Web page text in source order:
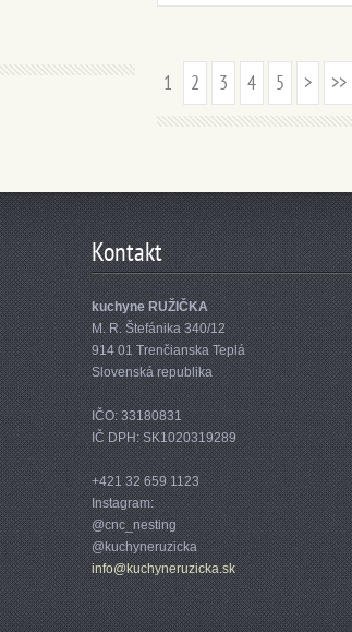
1 2 3 4 5 > >>
Kontakt
kuchyne RUŽIČKA
M. R. Štefánika 340/12
914 01 Trenčianska Teplá
Slovenská republika
IČO: 33180831
IČ DPH: SK1020319289
+421 32 659 1123
Instagram:
@cnc_nesting
@kuchyneruzicka
info@kuchyneruzicka.sk